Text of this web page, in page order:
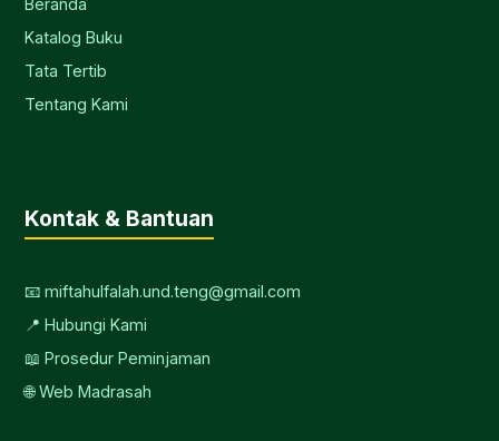
Katalog Buku
Tata Tertib
Tentang Kami
Kontak & Bantuan
📧 miftahulfalah.und.teng@gmail.com
📍 Hubungi Kami
📖 Prosedur Peminjaman
🌐 Web Madrasah